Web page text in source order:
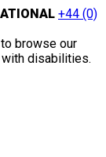
+44 (0)
to browse our
disabilities.